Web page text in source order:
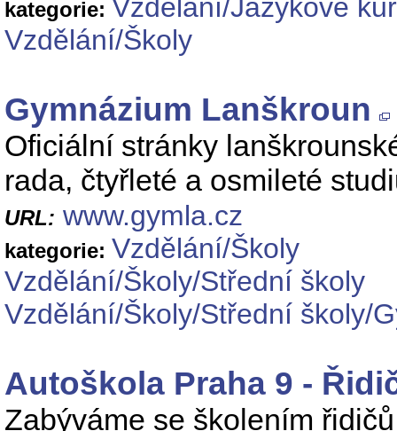
kategorie: Vzdělání/Jazykové
Vzdělání/Školy
Gymnázium Lanškroun
Oficiální stránky
rada, čtyřleté a osmileté
URL: www.gymla.cz
kategorie: Vzdělání/Školy
Vzdělání/Školy/Střední školy
Vzdělání/Školy/Střední školy/
Autoškola Praha 9 -
Zabýváme se školením